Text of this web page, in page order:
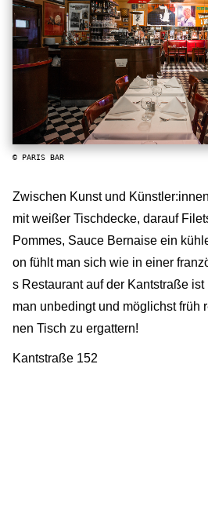
© PARIS BAR
Zwischen Kunst und
mit weißer Tischdecke, darauf
Pommes, Sauce Bernaise ein
on fühlt man sich wie in einer
s Restaurant auf der Kantstraße
man unbedingt und möglichst früh
nen Tisch zu ergattern!
Kantstraße 152